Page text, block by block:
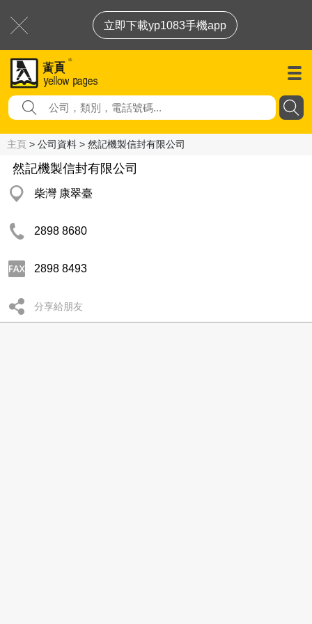
立即下載yp1083手機app
主頁 > 公司資料 > 然記機製信封有限公司
然記機製信封有限公司
柴灣 康翠臺
2898 8680
2898 8493
分享給朋友